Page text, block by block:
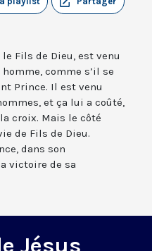
Fils de Dieu, est venu
comme s’il se
Prince. Il est venu
et ça lui a coûté,
croix. Mais le côté
de Fils de Dieu.
dans son
victoire de sa
Jésus